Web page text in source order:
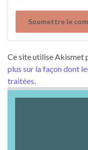
Ce site utilise Akismet
plus sur la façon dont
traitées.